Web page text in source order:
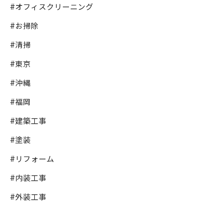
#オフィスクリーニング
#お掃除
#清掃
#東京
#沖縄
#福岡
#建築工事
#塗装
#リフォーム
#内装工事
#外装工事